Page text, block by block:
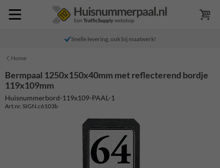
Snelle levering, ook bij maatwerk!
Home
Bermpaal 1250x150x40mm met reflecterend bordje
119x109mm
Huisnummerbord-119x109-PAAL-1
Art.nr. SIGN.c6103b